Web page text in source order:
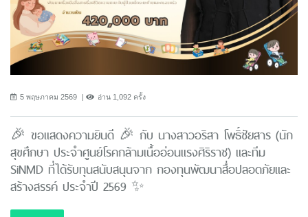
5 พฤษภาคม 2569 อ่าน 1,092 ครั้ง
🎉 ขอแสดงความยินดี 🎉 กับ นางสาวอริสา โพธิ์ชัยสาร (นัก
สุขศึกษา ประจำศูนย์โรคกล้ามเนื้ออ่อนแรงศิริราช) และทีม
SiNMD ที่ได้รับทุนสนับสนุนจาก กองทุนพัฒนาสื่อปลอดภัยและ
สร้างสรรค์ ประจำปี 2569 ✨